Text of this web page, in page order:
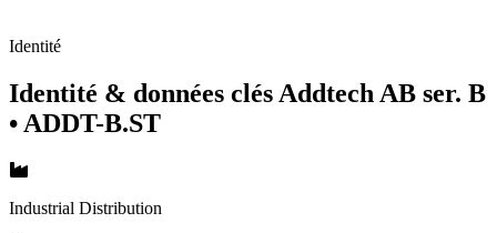
Identité
Identité & données clés Addtech AB ser. B
• ADDT-B.ST
Industrial Distribution